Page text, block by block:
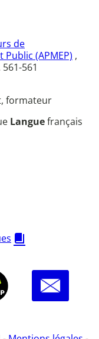
de
(APMEP) ,
561
formateur
Languefrançais